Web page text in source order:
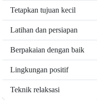
Tetapkan tujuan kecil
Latihan dan persiapan
Berpakaian dengan baik
Lingkungan positif
Teknik relaksasi